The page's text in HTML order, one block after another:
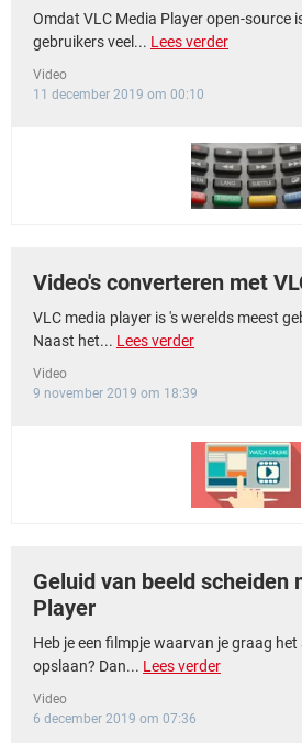
TIKTOK
GRATIS
INSTAGRAM
NETFLIX
GRATIS
Omdat VLC Media Player open-source
gebruikers veel... Lees verder
Video
11 december 2019 om 00:10
Video's converteren met
VLC media player is 's werelds meest
Naast het... Lees verder
Video
9 november 2019 om 18:39
Geluid van beeld scheiden
Player
Heb je een filmpje waarvan je graag
opslaan? Dan... Lees verder
Video
6 december 2019 om 07:36